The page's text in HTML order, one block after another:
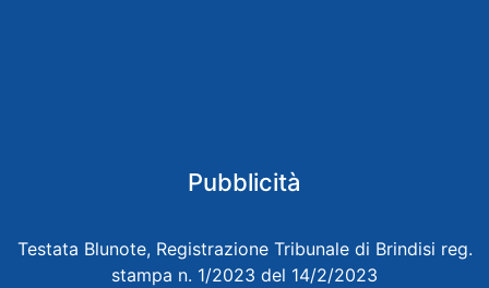
Pubblicità
Testata Blunote, Registrazione Tribunale di Brindisi reg.
stampa n. 1/2023 del 14/2/2023